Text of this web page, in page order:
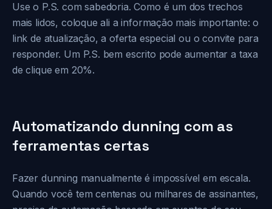
Use o P.S. com sabedoria. Como é um dos trechos
mais lidos, coloque ali a informação mais importante: o
link de atualização, a oferta especial ou o convite para
responder. Um P.S. bem escrito pode aumentar a taxa
de clique em 20%.
Automatizando dunning com as
ferramentas certas
Fazer dunning manualmente é impossível em escala.
Quando você tem centenas ou milhares de assinantes,